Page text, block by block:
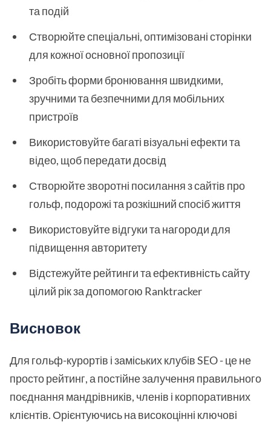
та подій
Створюйте спеціальні, оптимізовані сторінки
для кожної основної пропозиції
Зробіть форми бронювання швидкими,
зручними та безпечними для мобільних
пристроїв
Використовуйте багаті візуальні ефекти та
відео, щоб передати досвід
Створюйте зворотні посилання з сайтів про
гольф, подорожі та розкішний спосіб життя
Використовуйте відгуки та нагороди для
підвищення авторитету
Відстежуйте рейтинги та ефективність сайту
цілий рік за допомогою Ranktracker
Висновок
Для гольф-курортів і заміських клубів SEO - це не
просто рейтинг, а постійне залучення правильного
поєднання мандрівників, членів і корпоративних
клієнтів. Орієнтуючись на високоцінні ключові